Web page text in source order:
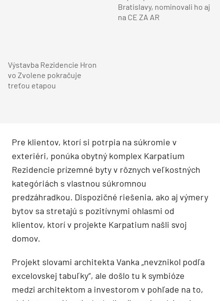
Bratislavy, nominovali ho aj
na CE ZA AR
Výstavba Rezidencie Hron
vo Zvolene pokračuje
treťou etapou
Pre klientov, ktorí si potrpia na súkromie v
exteriéri, ponúka obytný komplex Karpatium
Rezidencie prízemné byty v rôznych veľkostných
kategóriách s vlastnou súkromnou
predzáhradkou. Dispozičné riešenia, ako aj výmery
bytov sa stretajú s pozitívnymi ohlasmi od
klientov, ktorí v projekte Karpatium našli svoj
domov.
Projekt slovami architekta Vanka „nevznikol podľa
excelovskej tabuľky“, ale došlo tu k symbióze
medzi architektom a investorom v pohľade na to,